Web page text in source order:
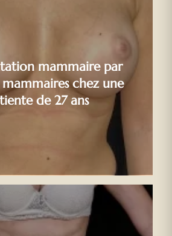
mammaire par
chez une
de 27 ans